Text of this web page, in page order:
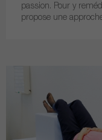
passion. Pour y
propose une